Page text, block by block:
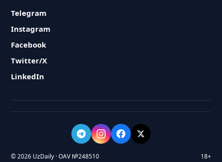
Telegram
Instagram
Facebook
Twitter/X
LinkedIn
© 2026 UzDaily · OAV №248510 18+